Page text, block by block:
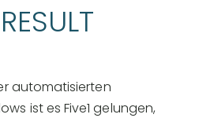
automatisierten
ist es Five1 gelungen,